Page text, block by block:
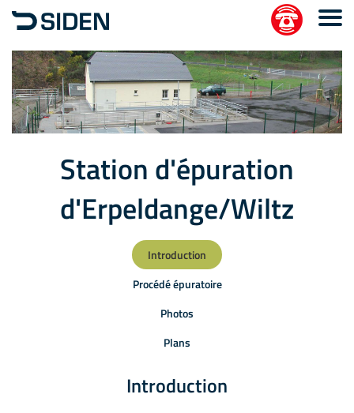
Station d'épuration
d'Erpeldange/Wiltz
Introduction
Procédé épuratoire
Photos
Plans
Introduction